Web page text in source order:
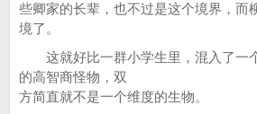
些卿家的长辈，也不过是这个境界，而
境了。
这就好比一群小学生里，混入了一
的高智商怪物，双
方简直就不是一个维度的生物。